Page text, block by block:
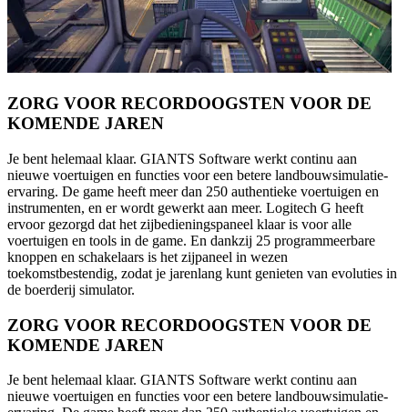
ZORG VOOR RECORDOOGSTEN VOOR DE
KOMENDE JAREN
Je bent helemaal klaar. GIANTS Software werkt continu aan
nieuwe voertuigen en functies voor een betere landbouwsimulatie-
ervaring. De game heeft meer dan 250 authentieke voertuigen en
instrumenten, en er wordt gewerkt aan meer. Logitech G heeft
ervoor gezorgd dat het zijbedieningspaneel klaar is voor alle
voertuigen en tools in de game. En dankzij 25 programmeerbare
knoppen en schakelaars is het zijpaneel in wezen
toekomstbestendig, zodat je jarenlang kunt genieten van evoluties in
de boerderij simulator.
ZORG VOOR RECORDOOGSTEN VOOR DE
KOMENDE JAREN
Je bent helemaal klaar. GIANTS Software werkt continu aan
nieuwe voertuigen en functies voor een betere landbouwsimulatie-